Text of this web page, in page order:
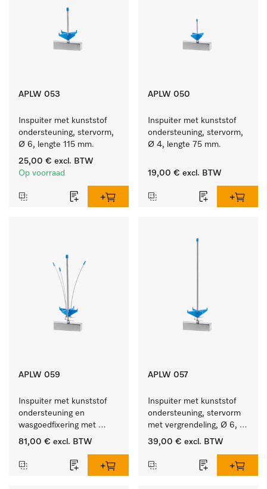
APLW 053
Inspuiter met kunststof
ondersteuning, stervorm,
Ø 6, lengte 115 mm.
25,00 € excl. BTW
Op voorraad
APLW 050
Inspuiter met kunststof
ondersteuning, stervorm,
Ø 4, lengte 75 mm.
19,00 € excl. BTW
APLW 059
Inspuiter met kunststof
ondersteuning en
wasgoedfixering met
vergr., Ø 6, lengte
81,00 € excl. BTW
APLW 057
Inspuiter met kunststof
ondersteuning, stervorm
met vergrendeling, Ø 6,
lengte 275 mm.
39,00 € excl. BTW